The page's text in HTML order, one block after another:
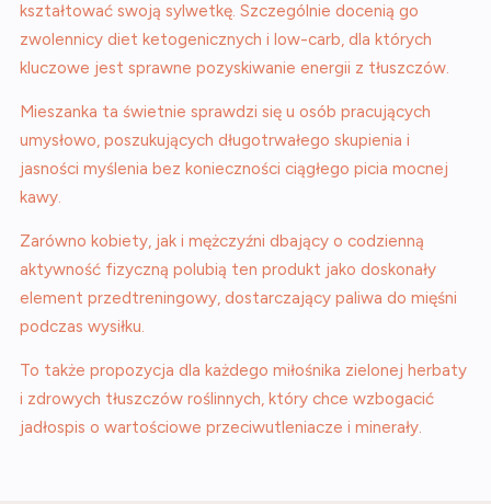
kształtować swoją sylwetkę. Szczególnie docenią go
zwolennicy diet ketogenicznych i low-carb, dla których
kluczowe jest sprawne pozyskiwanie energii z tłuszczów.
Mieszanka ta świetnie sprawdzi się u osób pracujących
umysłowo, poszukujących długotrwałego skupienia i
jasności myślenia bez konieczności ciągłego picia mocnej
kawy.
Zarówno kobiety, jak i mężczyźni dbający o codzienną
aktywność fizyczną polubią ten produkt jako doskonały
element przedtreningowy, dostarczający paliwa do mięśni
podczas wysiłku.
To także propozycja dla każdego miłośnika zielonej herbaty
i zdrowych tłuszczów roślinnych, który chce wzbogacić
jadłospis o wartościowe przeciwutleniacze i minerały.